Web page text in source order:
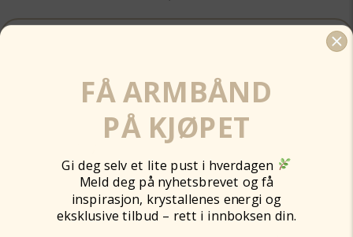
FÅ ARMBÅND
PÅ KJØPET
Gi deg selv et lite pust i hverdagen
Meld deg på nyhetsbrevet og få
inspirasjon, krystallenes energi og
eksklusive tilbud – rett i innboksen din.